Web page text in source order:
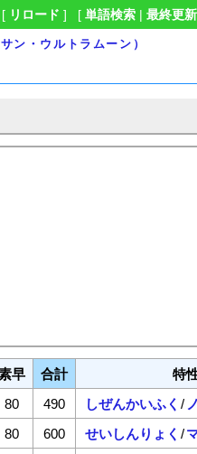
リロード ] [ 単語検索| 最終更新
ン・ウルトラムーン）
早 合計
特
80 490 しぜんかいふく /
80 600 せいしんりょく /